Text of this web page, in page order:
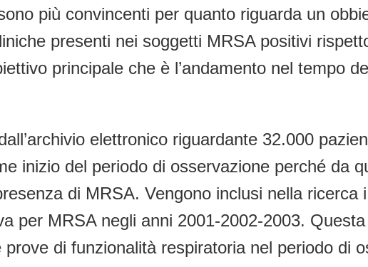
più convincenti per quanto riguarda un
presenti nei soggetti MRSA positivi
principale che è l’andamento nel tempo
elettronico riguardante 32.000
inizio del periodo di osservazione perché da
di MRSA. Vengono inclusi nella
per MRSA negli anni 2001-2002-2003.
di funzionalità respiratoria nel periodo di